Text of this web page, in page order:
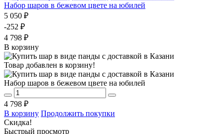
Набор шаров в бежевом цвете на юбилей
5 050 ₽
-252 ₽
4 798 ₽
В корзину
Товар добавлен в корзину!
Набор шаров в бежевом цвете на юбилей
4 798 ₽
В корзину Продолжить покупки
Скидка!
Быстрый просмотр